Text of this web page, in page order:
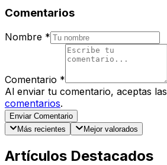
Comentarios
Nombre *
Comentario *
Al enviar tu comentario, aceptas las
comentarios.
Enviar Comentario
Más recientes
Mejor valorados
Artículos Destacados